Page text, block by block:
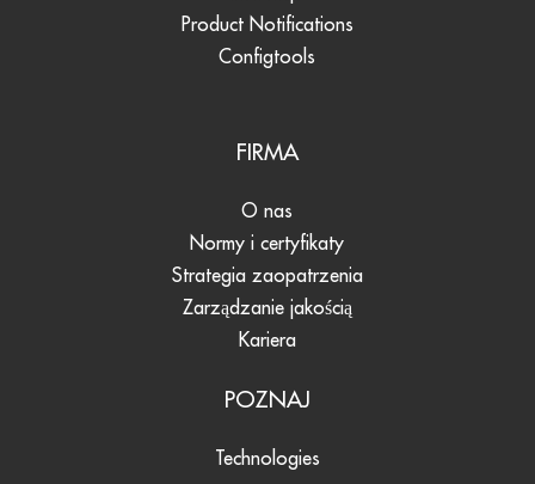
Product Notifications
Configtools
FIRMA
O nas
Normy i certyfikaty
Strategia zaopatrzenia
Zarządzanie jakością
Kariera
POZNAJ
Technologies